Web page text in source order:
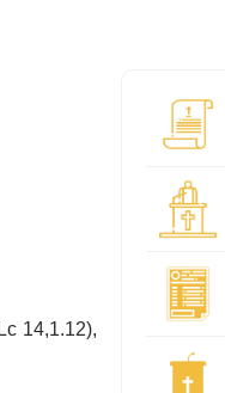
14,1.12),